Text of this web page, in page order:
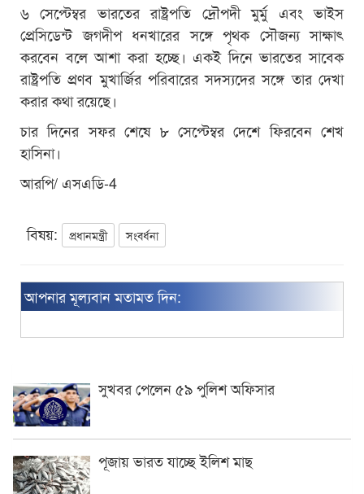
৬ সেপ্টেম্বর ভারতের রাষ্ট্রপতি দ্রৌপদী মুর্মু এবং ভাইস
প্রেসিডেন্ট জগদীপ ধনখারের সঙ্গে পৃথক সৌজন্য সাক্ষাৎ
করবেন বলে আশা করা হচ্ছে। একই দিনে ভারতের সাবেক
রাষ্ট্রপতি প্রণব মুখার্জির পরিবারের সদস্যদের সঙ্গে তার দেখা
করার কথা রয়েছে।
চার দিনের সফর শেষে ৮ সেপ্টেম্বর দেশে ফিরবেন শেখ
হাসিনা।
আরপি/ এসএডি-4
বিষয়: প্রধানমন্ত্রী সংবর্ধনা
আপনার মূল্যবান মতামত দিন:
সুখবর পেলেন ৫৯ পুলিশ অফিসার
পূজায় ভারত যাচ্ছে ইলিশ মাছ